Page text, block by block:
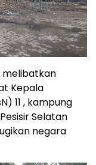
melibatkan
Kepala
11 , kampung
Selatan
negara